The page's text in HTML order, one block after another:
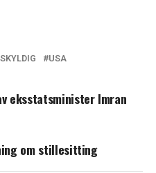
SKYLDIG USA
eksstatsminister Imran
om stillesitting